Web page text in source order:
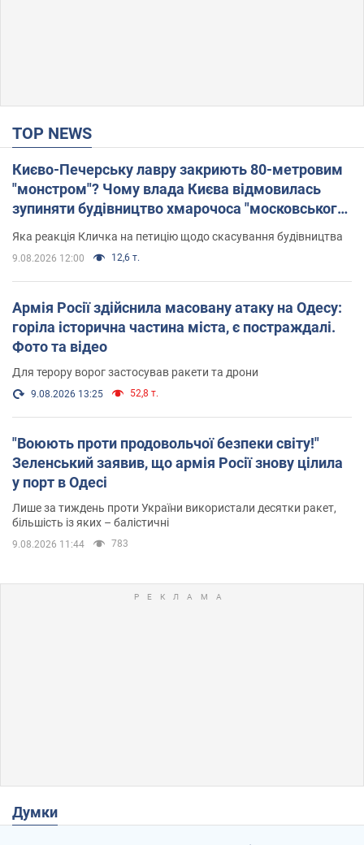
TOP NEWS
Києво-Печерську лавру закриють 80-метровим
"монстром"? Чому влада Києва відмовилась
зупиняти будівництво хмарочоса "московського
вірянина"
Яка реакція Кличка на петицію щодо скасування будівництва
9.08.2026 12:00 12,6 т.
Армія Росії здійснила масовану атаку на Одесу:
горіла історична частина міста, є постраждалі.
Фото та відео
Для терору ворог застосував ракети та дрони
9.08.2026 13:25 52,8 т.
"Воюють проти продовольчої безпеки світу!"
Зеленський заявив, що армія Росії знову цілила
у порт в Одесі
Лише за тиждень проти України використали десятки ракет,
більшість із яких – балістичні
9.08.2026 11:44 783
Думки